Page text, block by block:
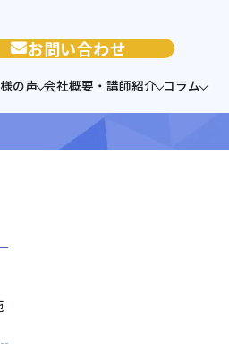
お問い合わせ
の声 会社概要・講師紹介 コラム